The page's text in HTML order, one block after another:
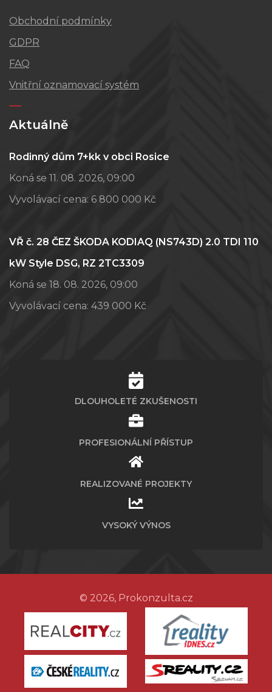
Obchodní podmínky
GDPR
FAQ
Vnitřní oznamovací systém
Aktuálně
Rodinný dům 7+kk v obci Rosice
Koná se 11. 08. 2026, 09:00
Vyvolávací cena: 6 800 000 Kč
VŘ č. 28 ČEZ ŠKODA KODIAQ (NS743D) 2.0 TDI 110
kW Style DSG, RZ 2TC3309
Koná se 18. 08. 2026, 09:00
Vyvolávací cena: 439 000 Kč
DLOUHOLETÉ ZKUŠENOSTI
PROFESIONÁLNÍ PŘÍSTUP
REALIZOVANÉ PROJEKTY
VYSOKÝ VÝNOS
© 2026, Prokonzulta.cz